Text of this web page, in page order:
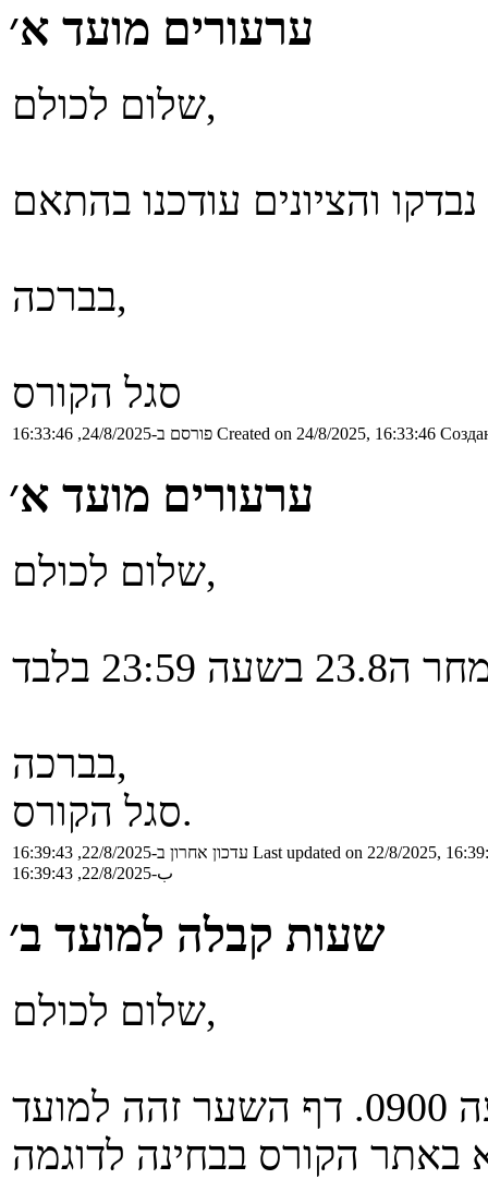
ערעורים מועד א׳
שלום לכולם,
בברכה,
סגל הקורס
פורסם ב-24/8/2025, 16:33:46 Created on 24/8/2025, 16:33:46
ערעורים מועד א׳
שלום לכולם,
בברכה,
סגל הקורס.
עדכון אחרון ב-22/8/2025, 16:39:43 Last updated on 22/8/2025,
ب-22/8/2025, 16:39:43
שעות קבלה למועד ב׳
שלום לכולם,
בחינת מועד ב׳ תתקיים ב31.8 בשעה 0900. דף השער זהה למועד